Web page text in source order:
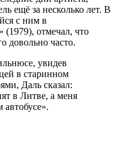
ещё за несколько лет. В
с ним в
отмечал, что
довольно часто.
увидев
в старинном
Даль сказал:
в Литве, а меня